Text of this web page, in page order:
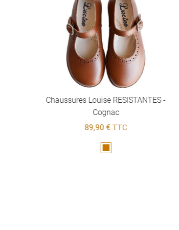
Chaussures Louise RESISTANTES -
Cognac
89,90 €TTC
Marron